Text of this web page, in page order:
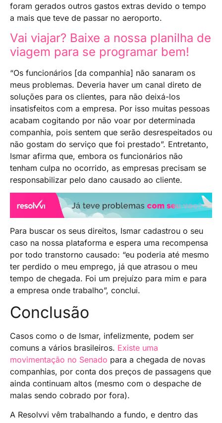
foram gerados outros gastos extras devido o tempo
a mais que teve de passar no aeroporto.
Vai viajar? Baixe a nossa planilha de
viagem para se programar bem!
“Os funcionários [da companhia] não sanaram os
meus problemas. Deveria haver um canal direto de
soluções para os clientes, para não deixá-los
insatisfeitos com a empresa. Por isso muitas pessoas
acabam cogitando por não voar por determinada
companhia, pois sentem que serão desrespeitados ou
não gostam do serviço que foi prestado”. Entretanto,
Ismar afirma que, embora os funcionários não
tenham culpa no ocorrido, as empresas precisam se
responsabilizar pelo dano causado ao cliente.
Para buscar os seus direitos, Ismar cadastrou o seu
caso na nossa plataforma e espera uma recompensa
por todo transtorno causado: “eu poderia até mesmo
ter perdido o meu emprego, já que atrasou o meu
tempo de chegada. Foi um prejuízo para mim e para
a empresa onde trabalho”, conclui.
Conclusão
Casos como o de Ismar, infelizmente, podem ser
comuns a vários brasileiros. Existe uma
movimentação no Senado para a chegada de novas
companhias, por conta dos preços de passagens que
ainda continuam altos (mesmo com o despache de
malas sendo cobrado por fora).
A Resolvvi vêm trabalhando a fundo, e dentro das